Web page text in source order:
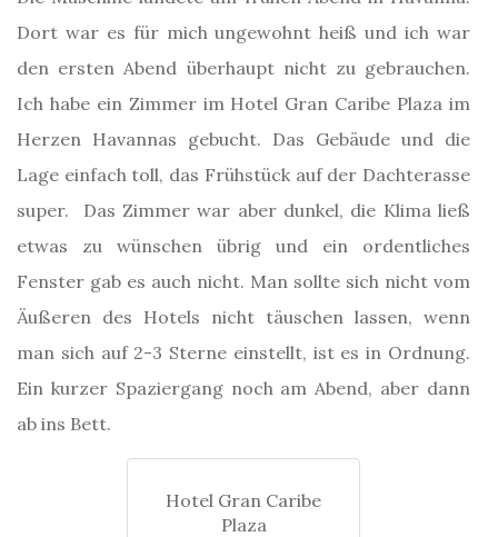
Dort war es für mich ungewohnt heiß und ich war
den ersten Abend überhaupt nicht zu gebrauchen.
Ich habe ein Zimmer im Hotel Gran Caribe Plaza im
Herzen Havannas gebucht. Das Gebäude und die
Lage einfach toll, das Frühstück auf der Dachterasse
super. Das Zimmer war aber dunkel, die Klima ließ
etwas zu wünschen übrig und ein ordentliches
Fenster gab es auch nicht. Man sollte sich nicht vom
Äußeren des Hotels nicht täuschen lassen, wenn
man sich auf 2-3 Sterne einstellt, ist es in Ordnung.
Ein kurzer Spaziergang noch am Abend, aber dann
ab ins Bett.
Hotel Gran Caribe
Plaza